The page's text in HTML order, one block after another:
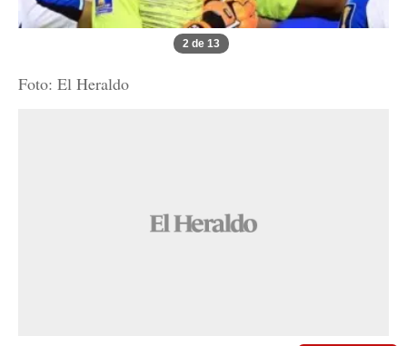
2 de 13
Foto: El Heraldo